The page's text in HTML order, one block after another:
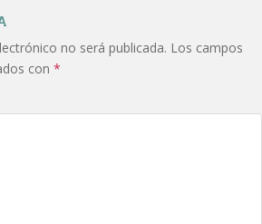
no será publicada. Los campos
con *